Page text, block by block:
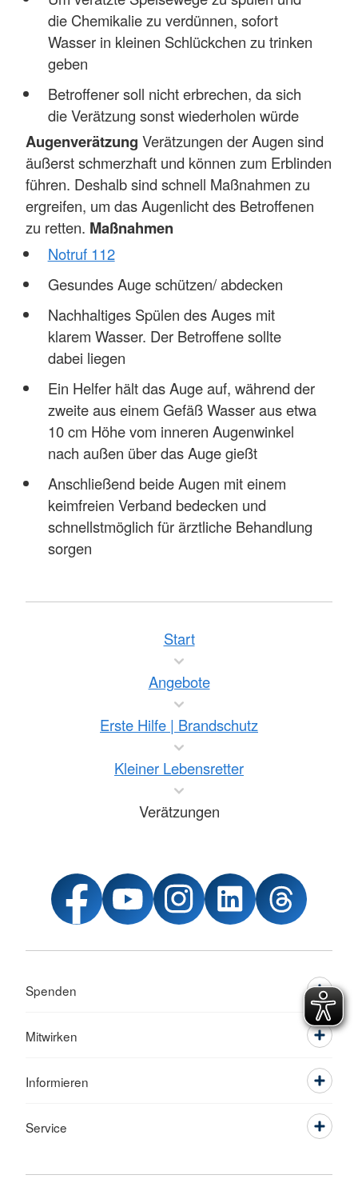
die Chemikalie zu verdünnen, sofort
Wasser in kleinen Schlückchen zu trinken
geben
Betroffener soll nicht erbrechen, da sich
die Verätzung sonst wiederholen würde
Augenverätzung Verätzungen der Augen sind
äußerst schmerzhaft und können zum Erblinden
führen. Deshalb sind schnell Maßnahmen zu
ergreifen, um das Augenlicht des Betroffenen
zu retten. Maßnahmen
Notruf 112
Gesundes Auge schützen/ abdecken
Nachhaltiges Spülen des Auges mit
klarem Wasser. Der Betroffene sollte
dabei liegen
Ein Helfer hält das Auge auf, während der
zweite aus einem Gefäß Wasser aus etwa
10 cm Höhe vom inneren Augenwinkel
nach außen über das Auge gießt
Anschließend beide Augen mit einem
keimfreien Verband bedecken und
schnellstmöglich für ärztliche Behandlung
sorgen
Start
Angebote
Erste Hilfe | Brandschutz
Kleiner Lebensretter
Verätzungen
Spenden
Mitwirken
Informieren
Service